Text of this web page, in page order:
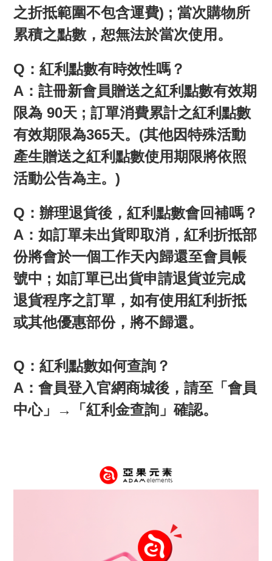
之折抵範圍不包含運費) ; 當次購物所
累積之點數，恕無法於當次使用。
Q：紅利點數有時效性嗎？
A：註冊新會員贈送之紅利點數有效期
限為 90天 ; 訂單消費累計之紅利點數
有效期限為365天。(其他因特殊活動
產生贈送之紅利點數使用期限將依照
活動公告為主。)
Q ：辦理退貨後，紅利點數會回補嗎？
A：如訂單未出貨即取消，紅利折抵部
份將會於一個工作天內歸還至會員帳
號中 ; 如訂單已出貨申請退貨並完成
退貨程序之訂單，如有使用紅利折抵
或其他優惠部份，將不歸還。
Q ：紅利點數如何查詢？
A：會員登入官網商城後，請至「會員
中心」
→ 「紅利金查詢」確認。